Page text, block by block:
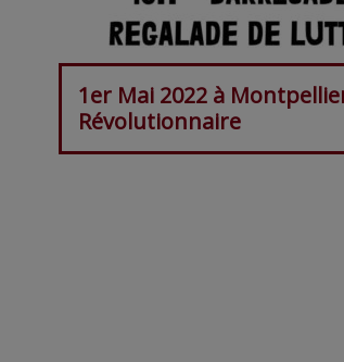
1er Mai 2022 à
Révolutionnaire